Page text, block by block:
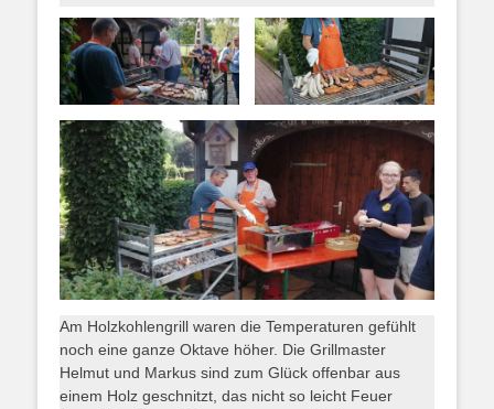
Am Holzkohlengrill waren die Temperaturen gefühlt
noch eine ganze Oktave höher. Die Grillmaster
Helmut und Markus sind zum Glück offenbar aus
einem Holz geschnitzt, das nicht so leicht Feuer